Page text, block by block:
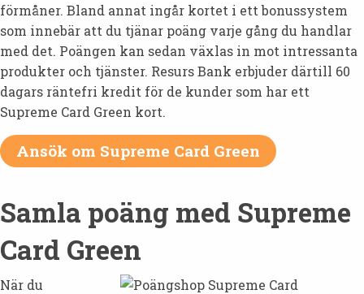
förmåner. Bland annat ingår kortet i ett bonussystem
som innebär att du tjänar poäng varje gång du handlar
med det. Poängen kan sedan växlas in mot intressanta
produkter och tjänster. Resurs Bank erbjuder därtill 60
dagars räntefri kredit för de kunder som har ett
Supreme Card Green kort.
Ansök om Supreme Card Green
Samla poäng med Supreme
Card Green
När du